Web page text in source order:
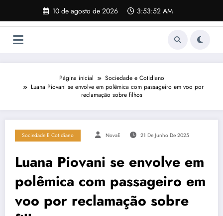
o
10 de agosto de 2026 3:53:53 AM
Página inicial
Sociedade e Cotidiano
Luana Piovani se envolve em polêmica com passageiro em voo por
reclamação sobre filhos
Sociedade E Cotidiano NovaE 21 De Junho De 2025
Luana Piovani se envolve em
polêmica com passageiro em
voo por reclamação sobre